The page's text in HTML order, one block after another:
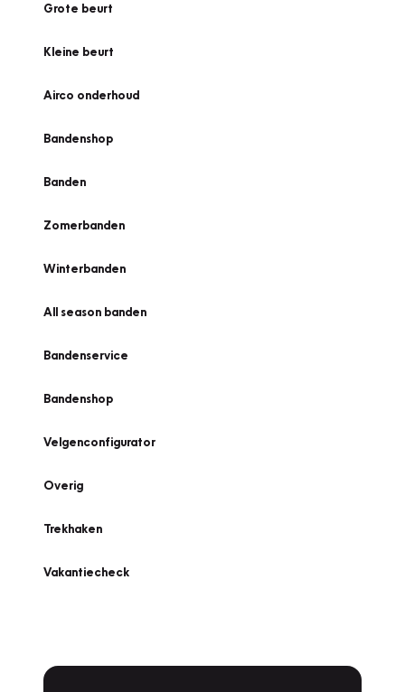
Grote beurt
Kleine beurt
Airco onderhoud
Bandenshop
Banden
Zomerbanden
Winterbanden
All season banden
Bandenservice
Bandenshop
Velgenconfigurator
Overig
Trekhaken
Vakantiecheck